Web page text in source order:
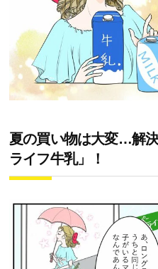
夏の買い物は大変…解
ライフ牛乳」！